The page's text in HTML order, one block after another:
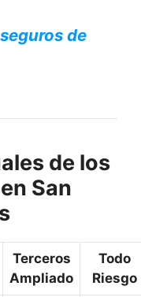
de
de los
San
Terceros
Ampliado
Todo
Riesgo